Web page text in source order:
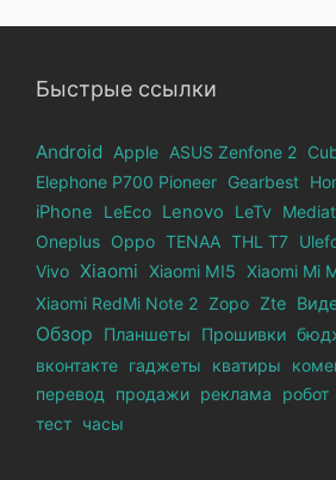
Быстрые ссылки
Android Apple ASUS Zenfone 2
Elephone Р700 Pioneer Gearbest
iPhone
LeEco Lenovo LeTv
Oneplus Oppo TENAA THL T7
Vivo Xiaomi Xiaomi MI5 Xiaomi Mi
Xiaomi RedMi Note 2 Zopo Zte
Обзор Планшеты Прошивки
вконтакте гаджеты кватиры
перевод
продажи реклама робот
тест часы